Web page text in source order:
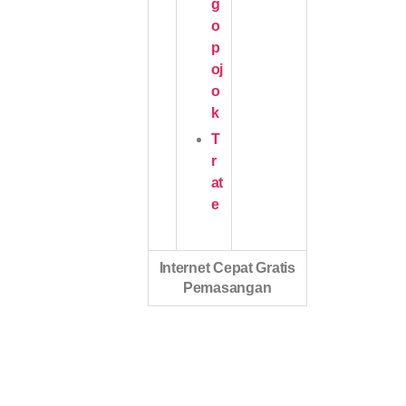
g
o
p
oj
o
k
T
r
at
e
Internet Cepat Gratis
Pemasangan